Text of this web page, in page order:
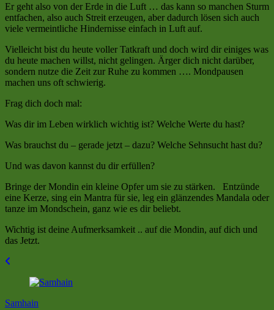
Er geht also von der Erde in die Luft … das kann so manchen Sturm
entfachen, also auch Streit erzeugen, aber dadurch lösen sich auch
viele vermeintliche Hindernisse einfach in Luft auf.
Vielleicht bist du heute voller Tatkraft und doch wird dir einiges was
du heute machen willst, nicht gelingen. Ärger dich nicht darüber,
sondern nutze die Zeit zur Ruhe zu kommen …. Mondpausen
machen uns oft schwierig.
Frag dich doch mal:
Was dir im Leben wirklich wichtig ist? Welche Werte du hast?
Was brauchst du – gerade jetzt – dazu? Welche Sehnsucht hast du?
Und was davon kannst du dir erfüllen?
Bringe der Mondin ein kleine Opfer um sie zu stärken. Entzünde
eine Kerze, sing ein Mantra für sie, leg ein glänzendes Mandala oder
tanze im Mondschein, ganz wie es dir beliebt.
Wichtig ist deine Aufmerksamkeit .. auf die Mondin, auf dich und
das Jetzt.
Beitragsnavigation
Samhain